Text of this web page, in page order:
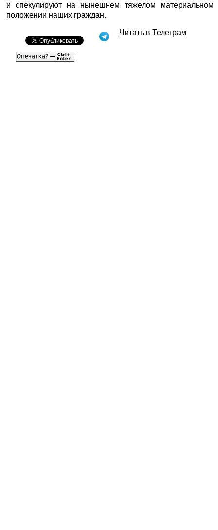
и спекулируют на нынешнем тяжелом материальном
положении наших граждан.
Читать в Телеграм